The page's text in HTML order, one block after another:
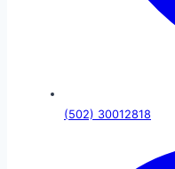
(502) 30012818